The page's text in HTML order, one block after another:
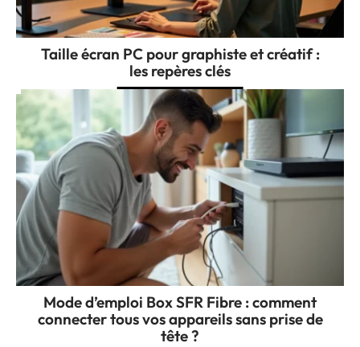
Taille écran PC pour graphiste et créatif :
les repères clés
Mode d’emploi Box SFR Fibre : comment
connecter tous vos appareils sans prise de
tête ?